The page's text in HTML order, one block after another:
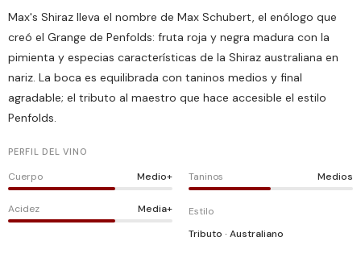
Max's Shiraz lleva el nombre de Max Schubert, el enólogo que
creó el Grange de Penfolds: fruta roja y negra madura con la
pimienta y especias características de la Shiraz australiana en
nariz. La boca es equilibrada con taninos medios y final
agradable; el tributo al maestro que hace accesible el estilo
Penfolds.
PERFIL DEL VINO
Cuerpo Medio+ Taninos Medios
Acidez Media+
Estilo
Tributo · Australiano